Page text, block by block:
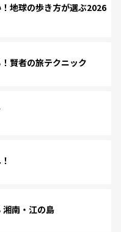
地球の歩き方が選ぶ2026
賢者の旅テクニック
湘南・江の島